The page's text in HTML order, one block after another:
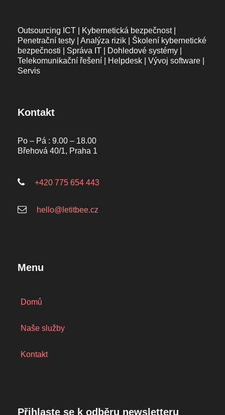
Outsourcing ICT | Kybernetická bezpečnost |
Penetrační testy | Analýza rizik | Školení kybernetické
bezpečnosti | Správa IT | Dohledové systémy |
Telekomunikační řešení | Helpdesk | Vývoj software |
Servis
Kontakt
Po – Pá : 9.00 – 18.00
Břehová 40/1, Praha 1
+420 775 654 443
hello@letitbee.cz
Menu
Domů
Naše služby
Kontakt
Přihlaste se k odběru newsletteru